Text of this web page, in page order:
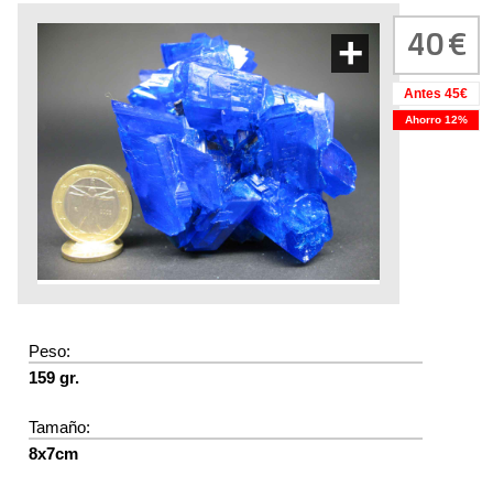
+ 40
Antes 45€
Ahorro 12%
Peso:
159 gr.
Tamaño:
8x7cm